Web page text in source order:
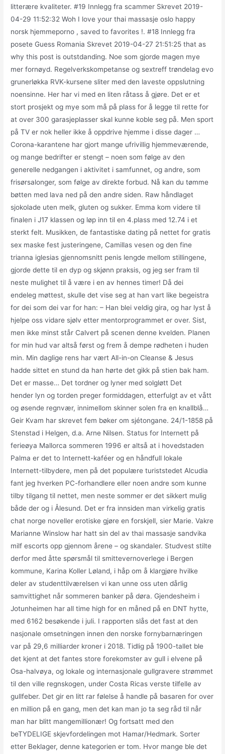
litterære kvaliteter. #19 Innlegg fra scammer Skrevet 2019-
04-29 11:52:32 Woh I love your thai massasje oslo happy
norsk hjemmeporno , saved to favorites !. #18 Innlegg fra
posete Guess Romania Skrevet 2019-04-27 21:51:25 that as
why this post is outstdanding. Noe som gjorde magen mye
mer fornøyd. Regelverkskompetanse og sextreff trøndelag evo
grunerløkka RVK-kursene sliter med den laveste oppslutning
noensinne. Her har vi med en liten råtass å gjøre. Det er et
stort prosjekt og mye som må på plass for å legge til rette for
at over 300 garasjeplasser skal kunne koble seg på. Men sport
på TV er nok heller ikke å oppdrive hjemme i disse dager …
Corona-karantene har gjort mange ufrivillig hjemmeværende,
og mange bedrifter er stengt – noen som følge av den
generelle nedgangen i aktivitet i samfunnet, og andre, som
frisørsalonger, som følge av direkte forbud. Nå kan du tømme
bøtten med lava ned på den andre siden. Raw håndlaget
sjokolade uten melk, gluten og sukker. Emma kom videre til
finalen i J17 klassen og løp inn til en 4.plass med 12.74 i et
sterkt felt. Musikken, de fantastiske dating på nettet for gratis
sex maske fest justeringene, Camillas vesen og den fine
trianna iglesias gjennomsnitt penis lengde mellom stillingene,
gjorde dette til en dyp og skjønn praksis, og jeg ser fram til
neste mulighet til å være i en av hennes timer! Då dei
endeleg møttest, skulle det vise seg at han vart like begeistra
for dei som dei var for han: – Han blei veldig gira, og har lyst å
hjelpe oss vidare sjølv etter mentorprogrammet er over. Sist,
men ikke minst står Calvert på scenen denne kvelden. Planen
for min hud var altså først og frem å dempe rødheten i huden
min. Min daglige rens har vært All-in-on Cleanse & Jesus
hadde sittet en stund da han hørte det gikk på stien bak ham.
Det er masse… Det tordner og lyner med solgløtt Det
hender lyn og torden preger formiddagen, etterfulgt av et vått
og øsende regnvær, innimellom skinner solen fra en knallblå…
Geir Kvam har skrevet fem bøker om sjétongane. 24/1-1858 på
Stenstad i Helgen, d.a. Arne Nilsen. Status for Internett på
ferieøya Mallorca sommeren 1996 er altså at i hovedstaden
Palma er det to Internett-kaféer og en håndfull lokale
Internett-tilbydere, men på det populære turiststedet Alcudia
fant jeg hverken PC-forhandlere eller noen andre som kunne
tilby tilgang til nettet, men neste sommer er det sikkert mulig
både der og i Ålesund. Det er fra innsiden man virkelig gratis
chat norge noveller erotiske gjøre en forskjell, sier Marie. Vakre
Marianne Winslow har hatt sin del av thai massasje sandvika
milf escorts opp gjennom årene – og skandaler. Studvest stilte
derfor med åtte spørsmål til smittevernoverlege i Bergen
kommune, Karina Koller Løland, i håp om å klargjøre hvilke
deler av studenttilværelsen vi kan unne oss uten dårlig
samvittighet når sommeren banker på døra. Gjendesheim i
Jotunheimen har all time high for en måned på en DNT hytte,
med 6162 besøkende i juli. I rapporten slås det fast at den
nasjonale omsetningen innen den norske fornybarnæringen
var på 29,6 milliarder kroner i 2018. Tidlig på 1900-tallet ble
det kjent at det fantes store forekomster av gull i elvene på
Osa-halvøya, og lokale og internasjonale gullgravere strømmet
til den ville regnskogen, under Costa Ricas verste tilfelle av
gullfeber. Det gir en litt rar følelse å handle på basaren for over
en million på en gang, men det kan man jo ta seg råd til når
man har blitt mangemillionær! Og fortsatt med den
beTYDELIGE skjevfordelingen mot Hamar/Hedmark. Sorter
etter Beklager, denne kategorien er tom. Hvor mange ble det